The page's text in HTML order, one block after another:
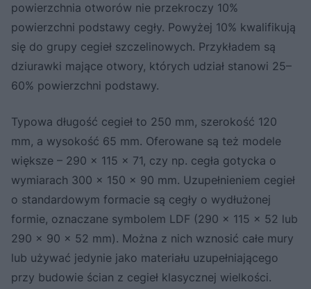
powierzchnia otworów nie przekroczy 10%
powierzchni podstawy cegły. Powyżej 10% kwalifikują
się do grupy cegieł szczelinowych. Przykładem są
dziurawki mające otwory, których udział stanowi 25–
60% powierzchni podstawy.
Typowa długość cegieł to 250 mm, szerokość 120
mm, a wysokość 65 mm. Oferowane są też modele
większe – 290 x 115 x 71, czy np. cegła gotycka o
wymiarach 300 x 150 x 90 mm. Uzupełnieniem cegieł
o standardowym formacie są cegły o wydłużonej
formie, oznaczane symbolem LDF (290 x 115 x 52 lub
290 x 90 x 52 mm). Można z nich wznosić całe mury
lub używać jedynie jako materiału uzupełniającego
przy budowie ścian z cegieł klasycznej wielkości.